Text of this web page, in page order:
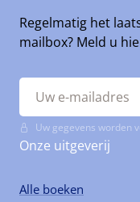
Regelmatig het
mailbox? Meld u
Uw gegevens worden
Onze uitgeverij
Alle boeken